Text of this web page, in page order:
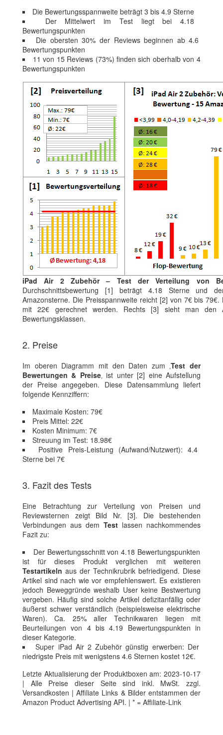
Die Bewertungsspannweite beträgt 3 bis 4.9 Sterne
Der Mittelwert im Test liegt bei 4.18
Bewertungspunkten
Die obersten 30% der Reviews beginnen ab 4.6
Bewertungspunkten
11 von 15 Reviews (73%) finden sich oberhalb von 4
Bewertungspunkten
iPad Air 2 Zubehör – Test der Verteilung von
Durchschnittsbewertung [1] beträgt 4.18 Sterne und
Amazonsterne. Die Preisspannweite reicht [2] von 7€ bis
mit 22€ gerechnet werden. Rechts [3] sieht man den
Bewertungsklassen.
2. Preise
Im oberen Diagramm mit den Daten zum ‚Test der
Bewertungen & Preise‚ ist unter [2] eine Aufstellung
der Preise angegeben. Diese Datensammlung liefert
folgende Kennziffern:
Maximale Kosten: 79€
Preis Mittel: 22€
Kosten Minimum: 7€
Streuung im Test: 18.98€
Positive Preis-Leistung (Aufwand/Nutzwert): 4.4
Sterne bei 7€
3. Fazit des Tests
Eine Betrachtung zur Verteilung von Preisen und
Reviewsternen zeigt Bild Nr. [3]. Die bestehenden
Verbindungen aus dem Test lassen nachkommendes
Fazit zu:
Der Bewertungsschnitt von 4.18 Bewertungspunkten
ist für dieses Produkt verglichen mit weiteren
Testartikeln aus der Technikrubrik befriedigend. Diese
Artikel sind nach wie vor empfehlenswert. Es existieren
jedoch Beweggründe weshalb User keine Bestwertung
vergeben. Häufig sind solche Artikel defizitanfällig oder
äußerst schwer verständlich (beispielsweise elektrische
Waren). Ca. 25% aller Technikwaren liegen mit
Beurteilungen von 4 bis 4.19 Bewertungspunkten in
dieser Kategorie.
Super iPad Air 2 Zubehör günstig erwerben: Der
niedrigste Preis mit wenigstens 4.6 Sternen kostet 12€.
Letzte Aktualisierung der Produktboxen am: 2023-10-17
| Alle Preise dieser Seite sind inkl. MwSt. zzgl.
Versandkosten | Affiliate Links & Bilder entstammen der
Amazon Product Advertising API. | * = Affiliate-Link